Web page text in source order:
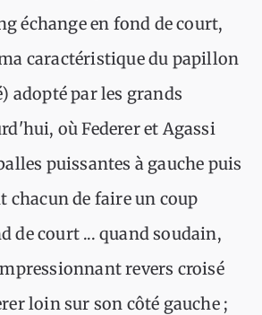
échange en fond de court,
caractéristique du papillon
adopté par les grands
où Federer et Agassi
puissantes à gauche puis
chacun de faire un coup
de court ... quand soudain,
revers croisé
loin sur son côté gauche ;